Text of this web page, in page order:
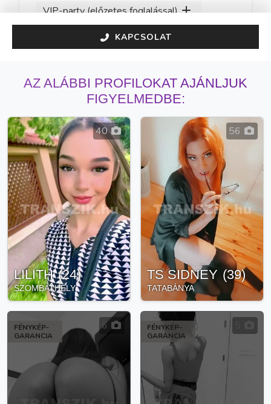
VIP-party (előzetes foglalással)
KAPCSOLAT
AZ ALÁBBI PROFILOKAT AJÁNLJUK
FIGYELMEDBE:
40
LILITH (24)
SZOMBATHELY
56
TS SIDNEY (39)
TATABÁNYA
FÉNYKÉP-
GARANCIA
6
FÉNYKÉP-
GARANCIA